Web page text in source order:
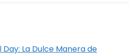
Day: La Dulce Manera de